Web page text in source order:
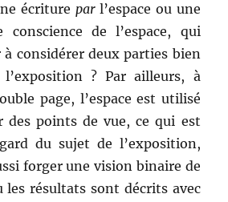
écriture parl’espace ou une
de l’espace, qui
considérer deux parties bien
? Par ailleurs, à
page, l’espace est utilisé
des points de vue, ce qui est
du sujet de l’exposition,
forger une vision binaire de
les résultats sont décrits avec